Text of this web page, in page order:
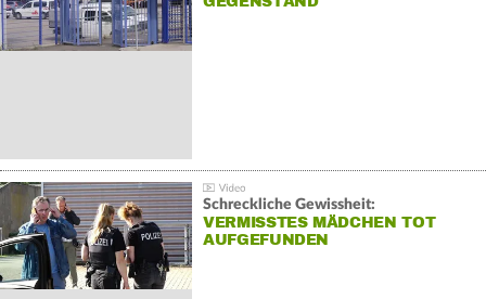
Schreckliche Gewissheit:
VERMISSTES MÄDCHEN TOT
AUFGEFUNDEN